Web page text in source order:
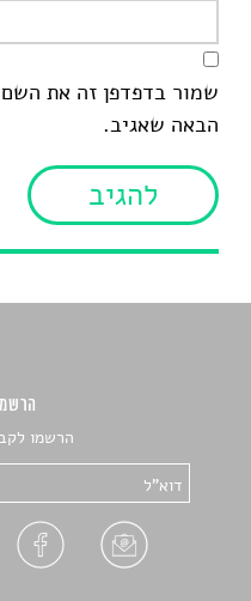
שמור בדפדפן זה את
הבאה שאגיב.
הרשמו